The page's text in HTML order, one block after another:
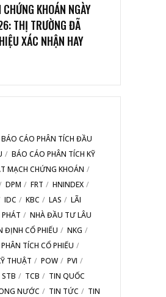
KHOÁN NGÀY
THỊ TRƯỜNG ĐÃ
XÁC NHẬN HAY
BÁO CÁO PHÂN TÍCH ĐẦU
BÁO CÁO PHÂN TÍCH KỸ
MẠCH CHỨNG KHOÁN
DPM FRT
HNINDEX
IDC KBC LAS
LÃI
NHÀ ĐẦU TƯ LÂU
ĐỊNH CỔ PHIẾU
NKG
PHÂN TÍCH CỔ PHIẾU
THUẬT
POW
PVI
STB TCB
TIN QUỐC
NƯỚC TIN TỨC
TIN